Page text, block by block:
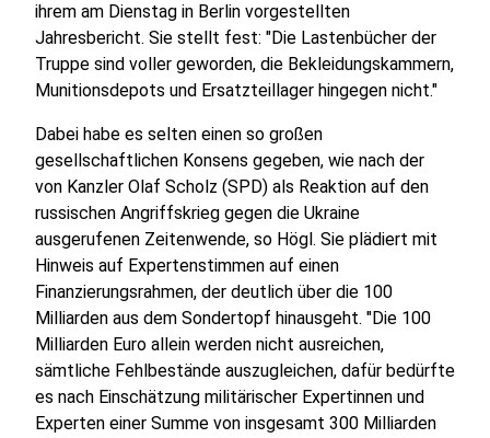
ihrem am Dienstag in Berlin vorgestellten
Jahresbericht. Sie stellt fest: "Die Lastenbücher der
Truppe sind voller geworden, die Bekleidungskammern,
Munitionsdepots und Ersatzteillager hingegen nicht."
Dabei habe es selten einen so großen
gesellschaftlichen Konsens gegeben, wie nach der
von Kanzler Olaf Scholz (SPD) als Reaktion auf den
russischen Angriffskrieg gegen die Ukraine
ausgerufenen Zeitenwende, so Högl. Sie plädiert mit
Hinweis auf Expertenstimmen auf einen
Finanzierungsrahmen, der deutlich über die 100
Milliarden aus dem Sondertopf hinausgeht. "Die 100
Milliarden Euro allein werden nicht ausreichen,
sämtliche Fehlbestände auszugleichen, dafür bedürfte
es nach Einschätzung militärischer Expertinnen und
Experten einer Summe von insgesamt 300 Milliarden